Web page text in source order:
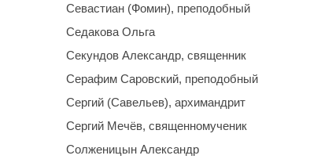
Севастиан (Фомин), преподобный
Седакова Ольга
Секундов Александр, священник
Серафим Саровский, преподобный
Сергий (Савельев), архимандрит
Сергий Мечёв, священномученик
Солженицын Александр